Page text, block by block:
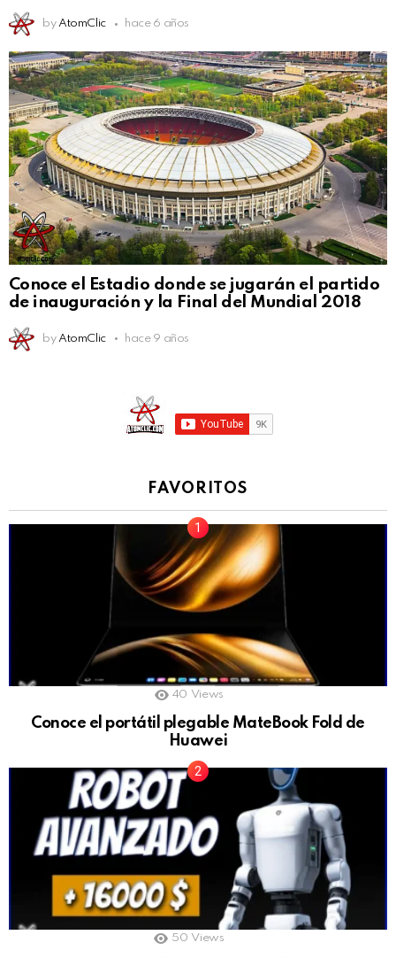
by AtomClic hace 6 años
Conoce el Estadio donde se jugarán el partido
de inauguración y la Final del Mundial 2018
by AtomClic hace 9 años
FAVORITOS
40 Views
Conoce el portátil plegable MateBook Fold de
Huawei
50 Views